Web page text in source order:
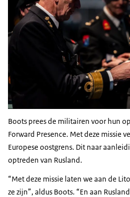
Boots prees de militairen voor hun
Forward Presence. Met deze missie
Europese oostgrens. Dit naar
optreden van Rusland.
“Met deze missie laten we aan de
ze zijn”, aldus Boots. “En aan